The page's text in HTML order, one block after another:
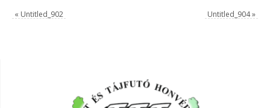
« Untitled_902 Untitled_904»